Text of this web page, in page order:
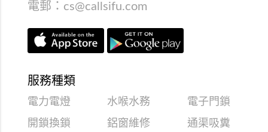
電郵： cs@callsifu.com
服務種類
電力電燈 水喉水務
電子門鎖
開鎖換鎖
鋁窗維修
通渠吸糞